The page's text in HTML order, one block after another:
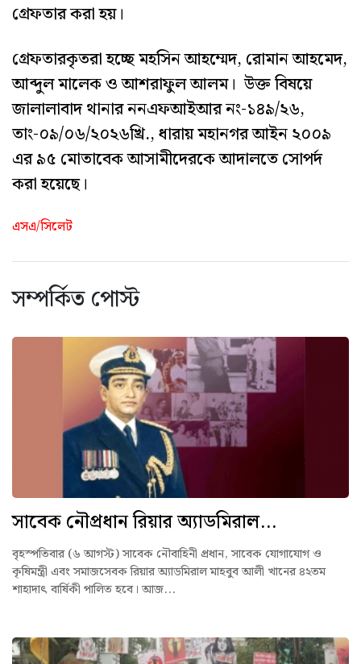
গ্রেফতার করা হয়।
গ্রেফতারকৃতরা হচ্ছে মহসিন আহম্মেদ, রোমান আহমেদ,
আব্দুল মালেক ও আশরাফুল আলম। উক্ত বিষয়ে
জালালাবাদ থানার ননএফআইআর নং-১৪৯/২৬,
তাং-০৯/০৬/২০২৬খ্রি., ধারায় মহানগর আইন ২০০৯
এর ৯৫ মোতাবেক আসামীদেরকে আদালতে সোপর্দ
করা হয়েছে।
এসএ/সিলেট
সম্পর্কিত পোস্ট
সাবেক নৌপ্রধান রিয়ার অ্যাডমিরাল...
বৃহস্পতিবার (৬ আগস্ট) সাবেক নৌবাহিনী প্রধান, সাবেক যোগাযোগ ও
কৃষিমন্ত্রী এবং সমাজসেবক রিয়ার অ্যাডমিরাল মাহবুব আলী খানের ৪২তম
শাহাদাৎ বার্ষিকী পালিত হবে। আজ...